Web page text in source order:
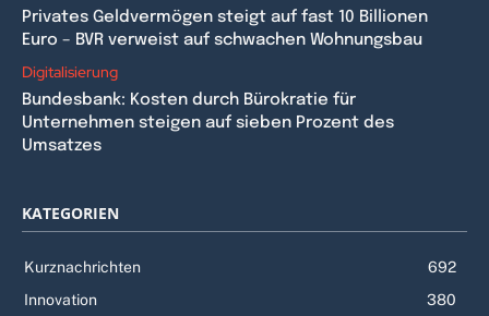
Privates Geldvermögen steigt auf fast 10 Billionen
Euro – BVR verweist auf schwachen Wohnungsbau
Digitalisierung
Bundesbank: Kosten durch Bürokratie für
Unternehmen steigen auf sieben Prozent des
Umsatzes
KATEGORIEN
Kurznachrichten
692
Innovation
380